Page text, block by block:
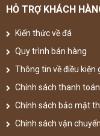
HỖ TRỢ KHÁCH
Kiến thức về đá
Quy trình bán hàng
Thông tin về điều kiện
Chính sách thanh toán
Chính sách bảo mật
Chính sách vận chuyển